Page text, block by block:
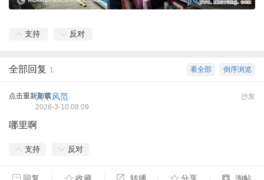
支持 反对
倒序浏览
看全部
全部回复 1
点击重新加载 沙发
天下风范
2026-3-10 08:09
哪里啊
支持 反对